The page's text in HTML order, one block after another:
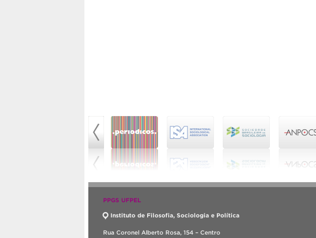
PPGS UFPEL
Instituto de Filosofia, Sociologia e Política
Rua Coronel Alberto Rosa, 154 – Centro